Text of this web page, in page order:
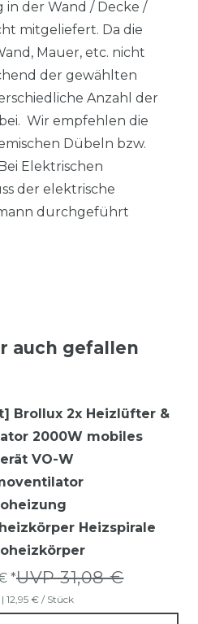
der Wand / Decke /
mitgeliefert. Da die
Mauer, etc. nicht
der gewählten
Anzahl der
Wir empfehlen die
Dübeln bzw.
Elektrischen
der elektrische
durchgeführt
auch gefallen
Brollux 2x Heizlüfter &
2000W mobiles
VO-W
Heizspirale
UVP 31,08 €
*
| 12,95 € / Stück